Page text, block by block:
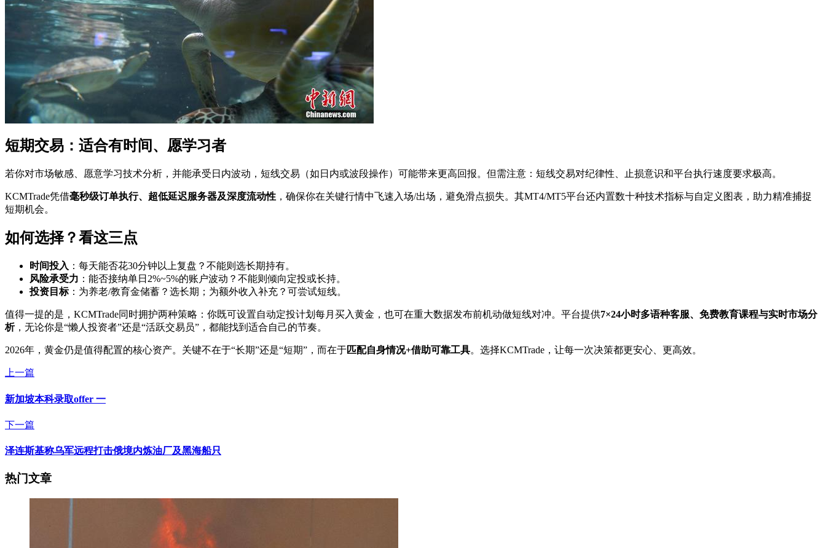
短期交易：适合有时间、愿学习者
若你对市场敏感、愿意学习技术分析，并能承受日内波动，短线交易（如日内或波段操作）可能带来更高回报。但需注意：短线交易对纪律性、止损意识和平台执行速度要求极高。
KCMTrade凭借毫秒级订单执行、超低延迟服务器及深度流动性 ，确保你在关键行情中飞速入场/出场，避免滑点损失。其MT4/MT5平台还内置数十种技术指标与自定义图表，助力精准捕捉
短期机会。
如何选择？看这三点
时间投入 ：每天能否花30分钟以上复盘？不能则选长期持有。
风险承受力 ：能否接纳单日2%~5%的账户波动？不能则倾向定投或长持。
投资目标：为养老/教育金储蓄？选长期；为额外收入补充？可尝试短线。
值得一提的是，KCMTrade同时拥护两种策略：你既可设置自动定投计划每月买入黄金，也可在重大数据发布前机动做短线对冲。平台提供7×24小时多语种客服、免费教育课程与实时市场分
析，无论你是“懒人投资者”还是“活跃交易员”，都能找到适合自己的节奏。
2026年，黄金仍是值得配置的核心资产。关键不在于“长期”还是“短期”，而在于匹配自身情况+借助可靠工具。选择KCMTrade，让每一次决策都更安心、更高效。
上一篇
新加坡本科录取offer 一
下一篇
泽连斯基称乌军远程打击俄境内炼油厂及黑海船只
热门文章